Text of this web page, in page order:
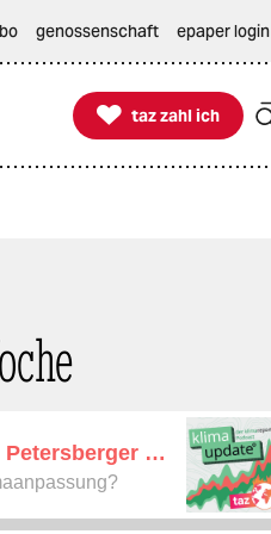
genossenschaft epaper login

taz zahl ich
taz zahl ich